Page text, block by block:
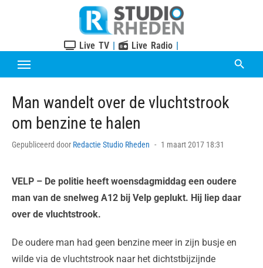
Live TV | Live Radio |
Man wandelt over de vluchtstrook
om benzine te halen
Gepubliceerd door Redactie Studio Rheden
Posted
1 maart 2017 18:31
VELP – De politie heeft woensdagmiddag een oudere
man van de snelweg A12 bij Velp geplukt. Hij liep daar
over de vluchtstrook.
De oudere man had geen benzine meer in zijn busje en
wilde via de vluchtstrook naar het dichtstbijzijnde